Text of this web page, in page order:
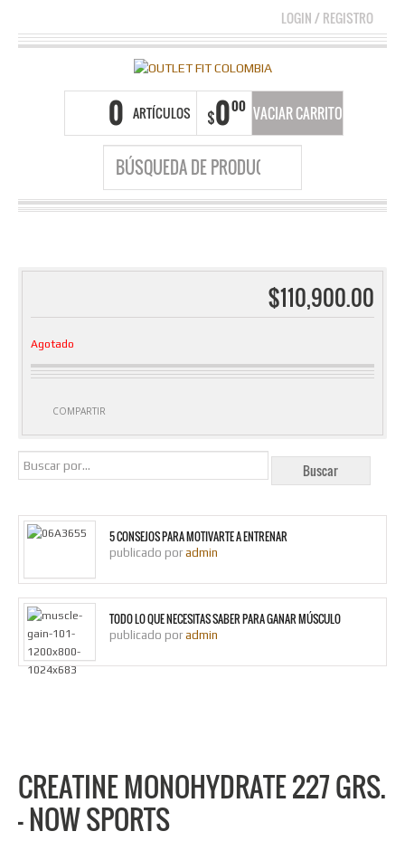
LOGIN/REGISTRO
0 ARTÍCULOS $000 VACIAR CARRITO
CREATINE MONOHYDRATE 227 GRS.
– NOW SPORTS
$110,900.00
Agotado
COMPARTIR
5 CONSEJOS PARA MOTIVARTE A ENTRENAR
publicado por admin
TODO LO QUE NECESITAS SABER PARA GANAR MÚSCULO
publicado por admin